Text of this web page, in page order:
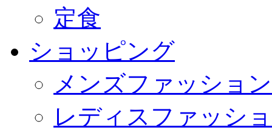
定食
ショッピング
メンズファッション
レディスファッシ